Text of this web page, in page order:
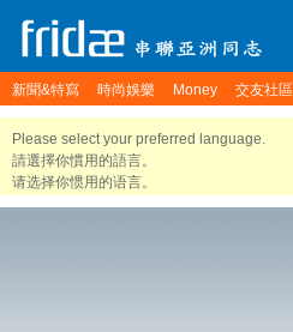
新聞&特寫 時尚娛樂 Money 交友社區
Please select your preferred language.
請選擇你慣用的語言。
请选择你惯用的语言。